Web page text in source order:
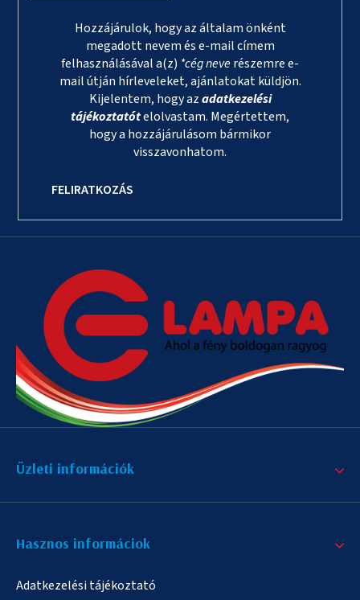
Hozzájárulok, hogy az általam önként
megadott nevem és e-mail címem
felhasználásával a(z) *cég neverészemre e-
mail útján hírleveleket, ajánlatokat küldjön.
Kijelentem, hogy azadatkezelési
tájékoztatótelolvastam. Megértettem,
hogy a hozzájárulásom bármikor
visszavonhatom.
FELIRATKOZÁS
Üzleti információk
Hasznos informáciok
Adatkezelési tájékoztató